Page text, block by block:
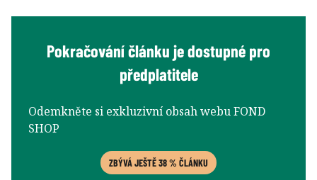
Pokračování článku je dostupné pro
předplatitele
Odemkněte si exkluzivní obsah webu FOND
SHOP
ZBÝVÁ JEŠTĚ 38 % ČLÁNKU